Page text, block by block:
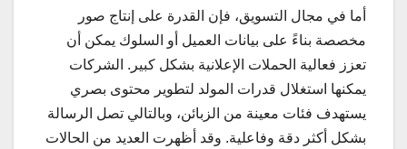
أما في مجال التسويق، فإن القدرة على إنتاج صور
مخصصة بناءً على بيانات العميل أو السلوك يمكن أن
تعزز فعالية الحملات الإعلانية بشكل كبير. الشركات
يمكنها استغلال قدرات المولد لتطوير محتوى بصري
يستهدف فئات معينة من الزبائن، وبالتالي تصل الرسالة
بشكل أكثر دقة وفاعلية. وقد أظهرت العديد من الحالات